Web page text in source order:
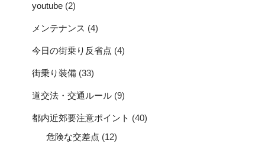
youtube (2)
メンテナンス (4)
今日の街乗り反省点 (4)
街乗り装備 (33)
道交法・交通ルール (9)
都内近郊要注意ポイント (40)
危険な交差点 (12)